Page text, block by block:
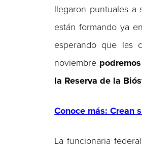
llegaron puntuales a
están formando ya
esperando que las
noviembre
la Reserva de la
Conoce más: Crean
La funcionaria